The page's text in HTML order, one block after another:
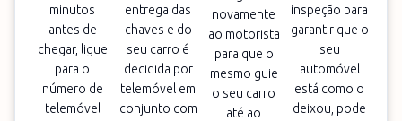
minutos
antes de
chegar, ligue
para o
número de
telemóvel
entrega das
chaves e do
seu carro é
decidida por
telemóvel em
conjunto com
novamente
ao motorista
para que o
mesmo guie
o seu carro
até ao
inspeção para
garantir que o
seu
automóvel
está como o
deixou, pode